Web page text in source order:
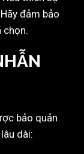
đảm bảo
chọn.
bảo quản
dài: